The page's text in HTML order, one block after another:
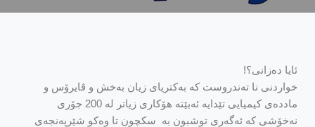
ئایا دەزانی؟!
خواردنی نا ته‌ندروست كه‌ به‌كتریای زیان به‌خش و ڤایرۆس و
ماددەی كیمیایی تێدایه‌ ئه‌بێته‌ هۆكاری زیاتر له‌ 200 جۆری
نه‌خۆشی كه‌ ئه‌گه‌ری توشبون به‌ ‌ سكچون تا وه‌كو شێرپه‌نجه‌ی